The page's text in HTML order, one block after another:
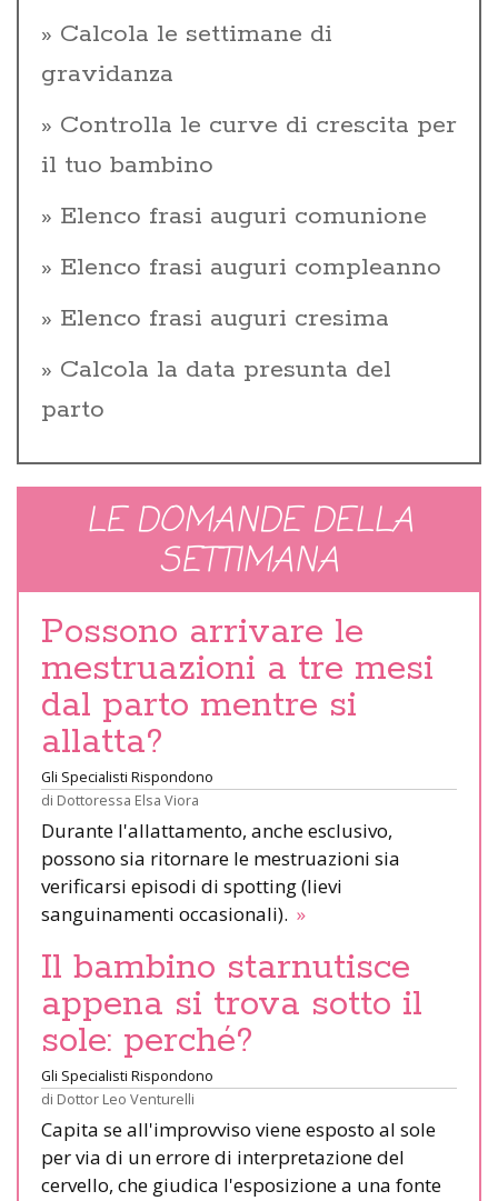
Calcola le settimane di
gravidanza
Controlla le curve di crescita per
il tuo bambino
Elenco frasi auguri comunione
Elenco frasi auguri compleanno
Elenco frasi auguri cresima
Calcola la data presunta del
parto
LE DOMANDE DELLA
SETTIMANA
Possono arrivare le
mestruazioni a tre mesi
dal parto mentre si
allatta?
Gli Specialisti Rispondono
di Dottoressa Elsa Viora
Durante l'allattamento, anche esclusivo,
possono sia ritornare le mestruazioni sia
verificarsi episodi di spotting (lievi
sanguinamenti occasionali). »
Il bambino starnutisce
appena si trova sotto il
sole: perché?
Gli Specialisti Rispondono
di Dottor Leo Venturelli
Capita se all'improvviso viene esposto al sole
per via di un errore di interpretazione del
cervello, che giudica l'esposizione a una fonte